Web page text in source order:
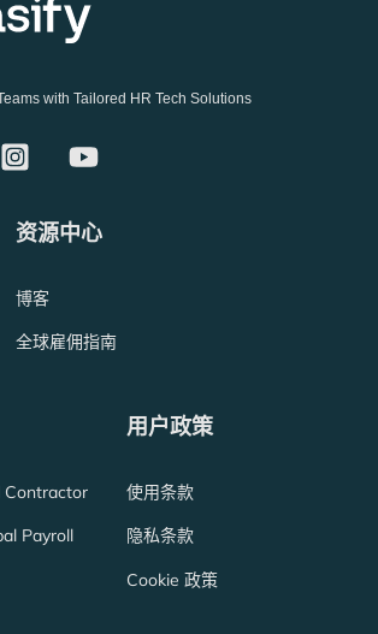
with Tailored HR Tech Solutions
资源中心
博客
全球雇佣指南
Contractor
Payroll
用户政策
使用条款
隐私条款
Cookie 政策